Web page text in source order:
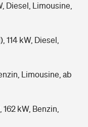
Diesel, Limousine,
114 kW, Diesel,
Limousine, ab
kW, Benzin,